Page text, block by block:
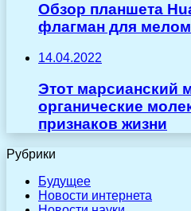
Обзор планшета
флагман для
14.04.2022
Этот марсианский
органические
признаков жизни
Рубрики
Будущее
Новости интернета